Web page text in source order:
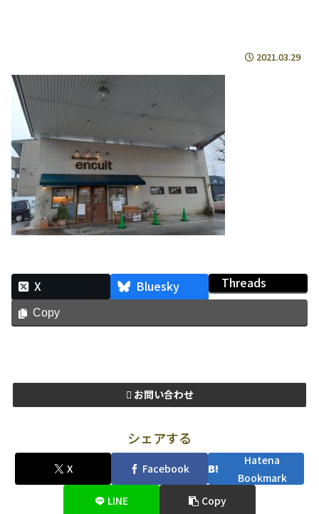
2021.03.29
X Bluesky Threads
Copy
お問い合わせ
シェアする
X Facebook
Hatena
Bookmark
LINE
Copy